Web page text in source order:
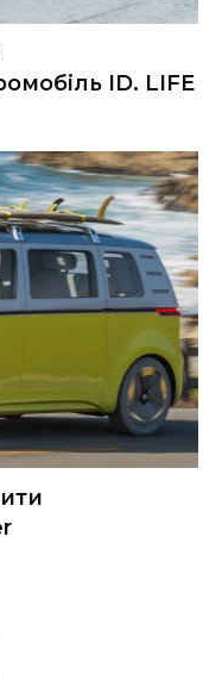
ID. LIFE